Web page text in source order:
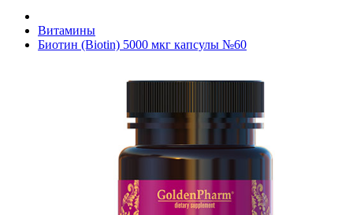
Витамины
Биотин (Biotin) 5000 мкг капсулы №60